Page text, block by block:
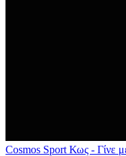
Cosmos Sport Κως - Γίνε